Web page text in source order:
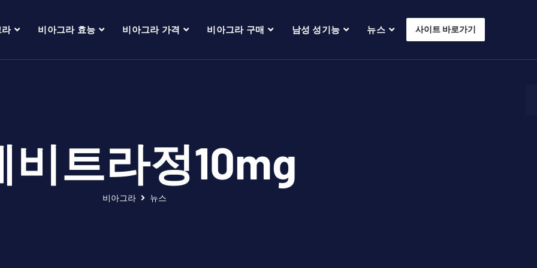
비아그라 효능 비아그라 가격 비아그라 구매 남성 성기능 뉴스 사이트 바로가기
비트라정10mg
비아그라 뉴스